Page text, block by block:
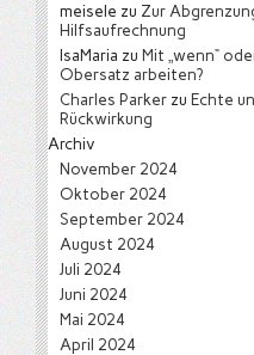
meisele zu Zur
Hilfsaufrechnung
IsaMaria zu Mit „wenn“
Obersatz arbeiten?
Charles Parker zu Echte
Rückwirkung
Archiv
November 2024
Oktober 2024
September 2024
August 2024
Juli 2024
Juni 2024
Mai 2024
April 2024